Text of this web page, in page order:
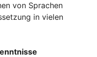
von Sprachen
in vielen